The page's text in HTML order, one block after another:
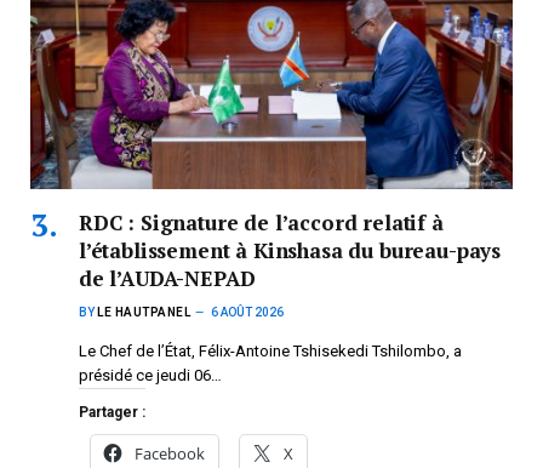
RDC : Signature de l’accord relatif à
l’établissement à Kinshasa du bureau-pays
de l’AUDA-NEPAD
BY LE HAUTPANEL 6 AOÛT 2026
Le Chef de l’État, Félix-Antoine Tshisekedi Tshilombo, a
présidé ce jeudi 06…
Partager :
Facebook X